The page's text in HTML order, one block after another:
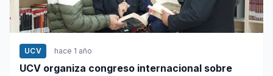
UCV hace 1 año
UCV organiza congreso internacional sobre